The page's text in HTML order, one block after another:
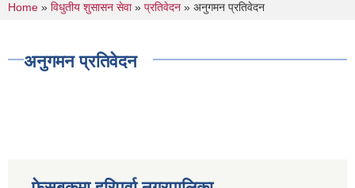
You are here
Home » विधुतीय शुसासन सेवा» प्रतिवेदन » अनुगमन प्रतिवेदन
अनुगमन प्रतिवेदन